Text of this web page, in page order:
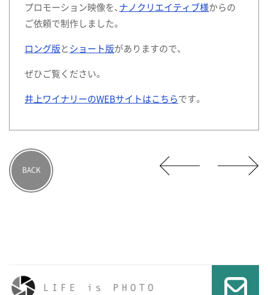
プロモーション映像を、ナノクリエイティブ様からの
ご依頼で制作しました。
ロング版とショート版がありますので、
ぜひご覧ください。
井上ワイナリーのWEBサイトはこちらです。
BACK